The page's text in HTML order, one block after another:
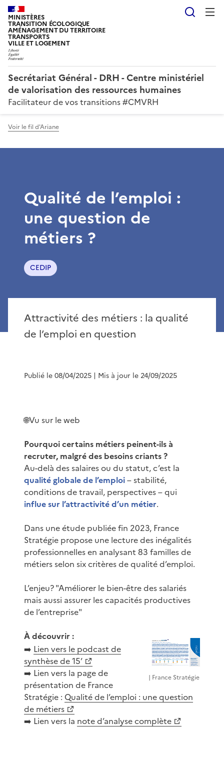
MINISTÈRES
TRANSITION ÉCOLOGIQUE
AMÉNAGEMENT DU TERRITOIRE
TRANSPORTS
VILLE ET LOGEMENT
Secrétariat Général - DRH - Centre ministériel
de valorisation des ressources humaines
Facilitateur de vos transitions #CMVRH
Voir le fil d'Ariane
Qualité de l’emploi :
une question de
métiers ?
CEDIP
Attractivité des métiers : la qualité
de l’emploi en question
Publié le 08/04/2025 | Mis à jour le 24/09/2025
🌐Vu sur le web
Pourquoi certains métiers peinent-ils à
recruter, malgré des besoins criants ?
Au-delà des salaires ou du statut, c’est la
qualité globale de l’emploi– stabilité,
conditions de travail, perspectives – qui
influe sur l’attractivité d’un métier.
Dans une étude publiée fin 2023, France
Stratégie propose une lecture des inégalités
professionnelles en analysant 83 familles de
métiers selon six critères de qualité d’emploi.
L’enjeu? "Améliorer le bien-être des salariés
mais aussi assurer les capacités productives
de l’entreprise"
| France Stratégie
À découvrir :
➡️ Lien vers le podcast de
synthèse de 15’
➡️ Lien vers la page de
présentation de France
Stratégie : Qualité de l’emploi : une question
de métiers
➡️ Lien vers la note d’analyse complète